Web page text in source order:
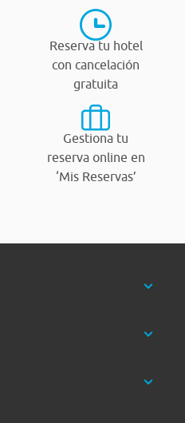
Reserva tu hotel
con cancelación
gratuita
Gestiona tu
reserva online en
‘Mis Reservas’